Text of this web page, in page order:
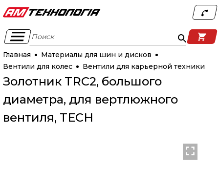
Поиск
Главная
Материалы для шин и дисков
Вентили для колес
Вентили для карьерной техники
Золотник TRC2, большого
диаметра, для вертлюжного
вентиля, TECH